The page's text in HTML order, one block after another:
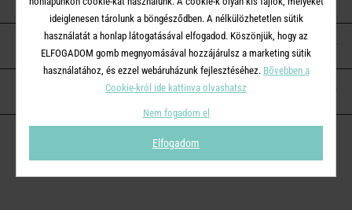
A BUTLERS-RŐL
KAPCSOLAT
ideiglenesen tárolunk a böngésződben. A nélkülözhetetlen sütik
használatát a honlap látogatásával elfogadod. Köszönjük, hogy az
ELFOGADOM gomb megnyomásával hozzájárulsz a marketing sütik
használatához, és ezzel webáruházunk fejlesztéséhez. Bővebben a
Cookie-król ide kattinva olvashatsz
Nem fogadom el
Elfogadom